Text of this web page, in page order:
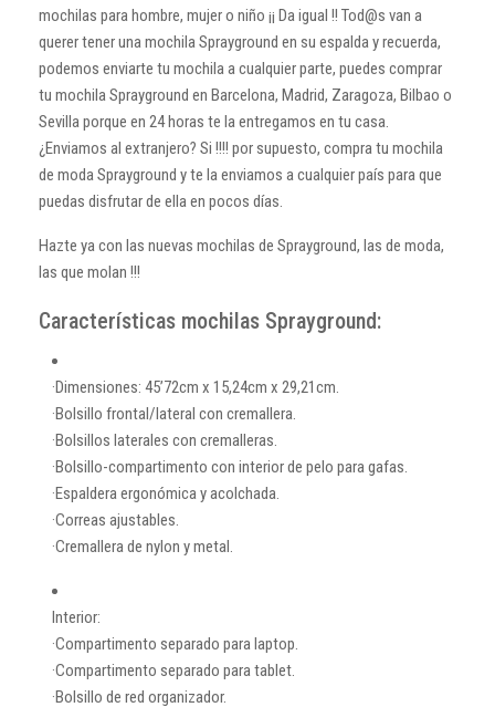
mochilas para hombre, mujer o niño ¡¡ Da igual !! Tod@s van a
querer tener una mochila Sprayground en su espalda y recuerda,
podemos enviarte tu mochila a cualquier parte, puedes comprar
tu mochila Sprayground en Barcelona, Madrid, Zaragoza, Bilbao o
Sevilla porque en 24 horas te la entregamos en tu casa.
¿Enviamos al extranjero? Si !!!! por supuesto, compra tu mochila
de moda Sprayground y te la enviamos a cualquier país para que
puedas disfrutar de ella en pocos días.
Hazte ya con las nuevas mochilas de Sprayground, las de moda,
las que molan !!!
Características mochilas Sprayground:
·Dimensiones: 45’72cm x 15,24cm x 29,21cm.
·Bolsillo frontal/lateral con cremallera.
·Bolsillos laterales con cremalleras.
·Bolsillo-compartimento con interior de pelo para gafas.
·Espaldera ergonómica y acolchada.
·Correas ajustables.
·Cremallera de nylon y metal.
Interior:
·Compartimento separado para laptop.
·Compartimento separado para tablet.
·Bolsillo de red organizador.